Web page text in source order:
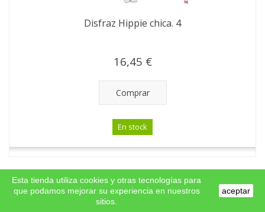
Disfraz Hippie chica. 4
16,45 €
Comprar
En stock
Esta tienda utiliza cookies y otras tecnologías para
que podamos mejorar su experiencia en nuestros
sitios.
aceptar